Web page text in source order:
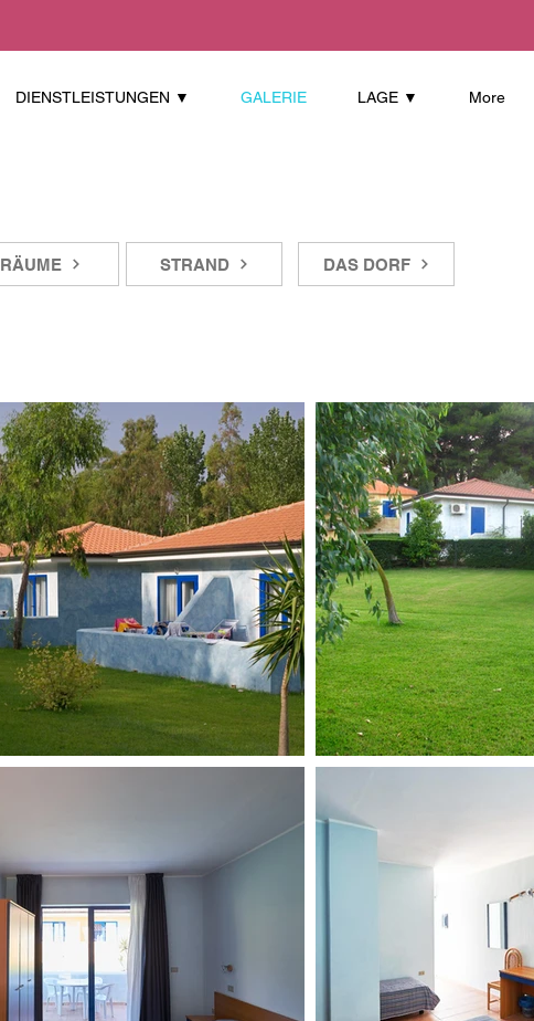
DIENSTLEISTUNGEN ▼ GALERIE LAGE ▼ More
RÄUME STRAND DAS DORF